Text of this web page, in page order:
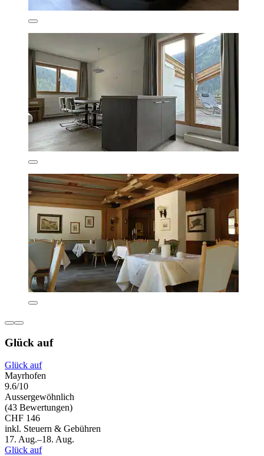
Glück auf
Glück auf
Mayrhofen
9.6/10
Aussergewöhnlich
(43 Bewertungen)
CHF 146
inkl. Steuern & Gebühren
17. Aug.–18. Aug.
Glück auf